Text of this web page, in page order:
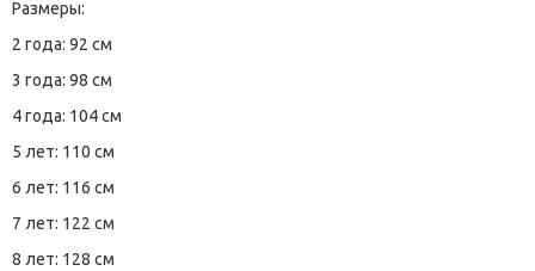
Размеры:
2 года: 92 см
3 года: 98 см
4 года: 104 см
5 лет: 110 см
6 лет: 116 см
7 лет: 122 см
8 лет: 128 см